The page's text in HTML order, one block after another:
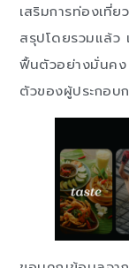
เสริมการท่องเที่
สรุปโดยรวมแล้ว
ฟื้นตัวอย่างมั่นคง
ตัวของผู้ประกอบ